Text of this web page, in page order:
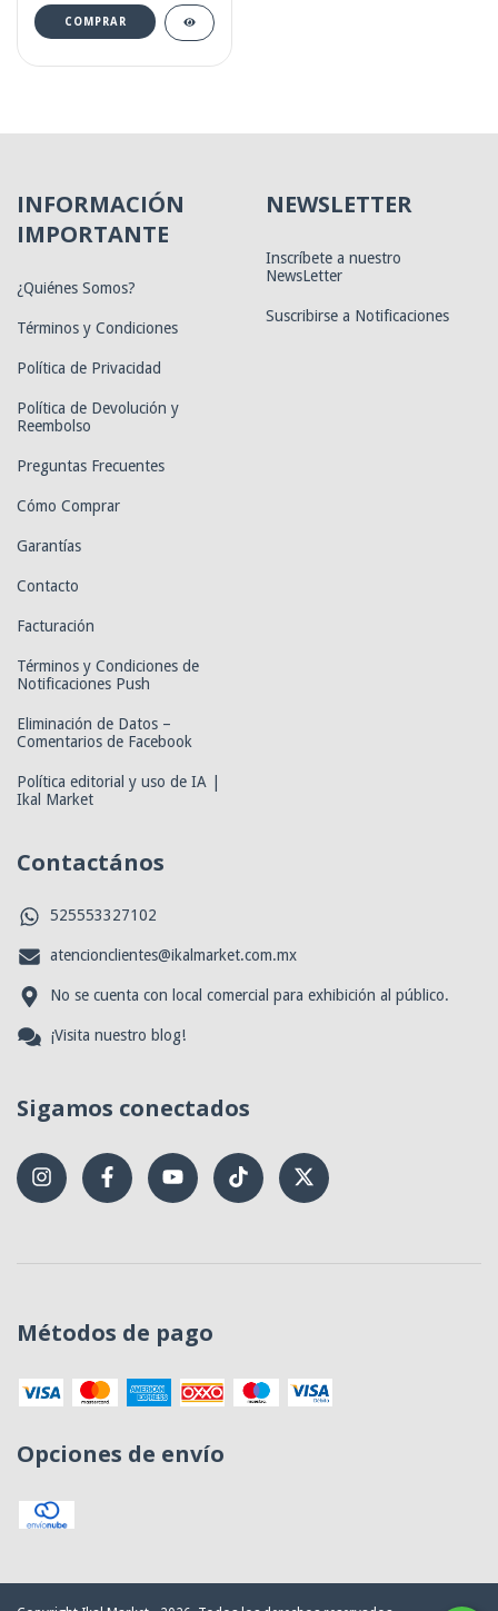
COMPRAR
INFORMACIÓN
IMPORTANTE
¿Quiénes Somos?
Términos y Condiciones
Política de Privacidad
Política de Devolución y
Reembolso
Preguntas Frecuentes
Cómo Comprar
Garantías
Contacto
Facturación
Términos y Condiciones de
Notificaciones Push
Eliminación de Datos –
Comentarios de Facebook
Política editorial y uso de IA |
Ikal Market
NEWSLETTER
Inscríbete a nuestro
NewsLetter
Suscribirse a Notificaciones
Contactános
525553327102
atencionclientes@ikalmarket.com.mx
No se cuenta con local comercial para exhibición al público.
¡Visita nuestro blog!
Sigamos conectados
Métodos de pago
Opciones de envío